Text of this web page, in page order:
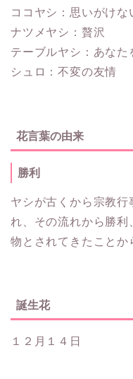
ココヤシ：思いがけ
ナツメヤシ：贅沢
テーブルヤシ：あなた
シュロ：不変の友情
花言葉の由来
勝利
ヤシが古くから宗教
れ、その流れから勝
物とされてきたことか
誕生花
１２月１４日